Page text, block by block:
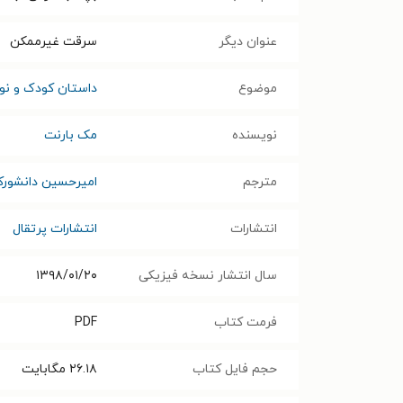
عنوان دیگر سرقت غیرممکن
موضوع داستان کودک و
نویسنده مک بارنت
مترجم امیرحسین
انتشارات انتشارات پرتقال
سال انتشار نسخه فیزیکی ۱۳۹۸/۰۱/۲۰
فرمت کتاب PDF
حجم فایل کتاب ۲۶.۱۸ مگابایت